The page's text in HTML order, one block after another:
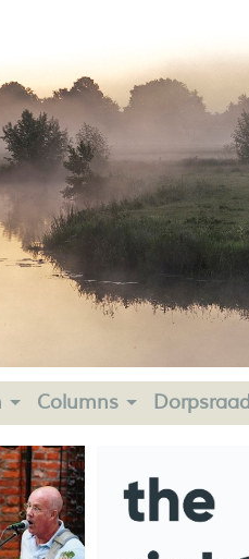
Columns Dorpsraad